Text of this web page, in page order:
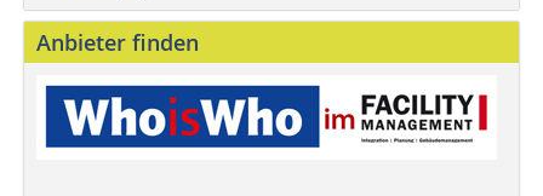
Anbieter finden